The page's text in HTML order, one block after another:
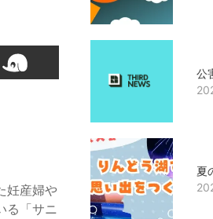
妊産婦や
る「サニ
公
夏